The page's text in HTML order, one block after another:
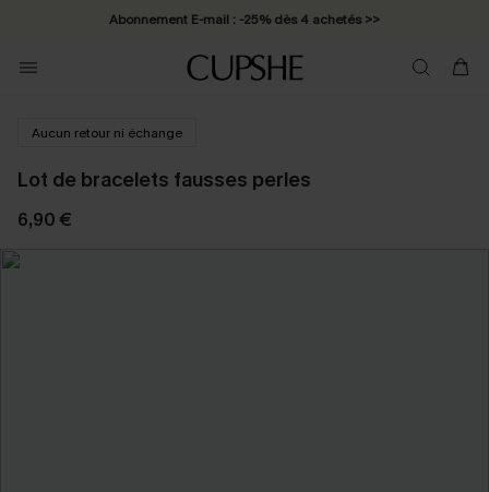
Abonnement E-mail : -25% dès 4 achetés >>
Aucun retour ni échange
Lot de bracelets fausses perles
6,90 €